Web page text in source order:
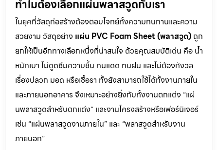
ทำไมต้องเลือกแผ่นพลาสวูดกับเรา
ในยุคที่วัสดุก่อสร้างต้องตอบโจทย์ทั้งความทนทานและความ
สวยงาม วัสดุอย่าง แผ่น PVC Foam Sheet (พลาสวูด) ถูก
ยกให้เป็นอีกทางเลือกหนึ่งที่น่าสนใจ ด้วยคุณสมบัติเด่น คือ น้ำ
หนักเบา ไม่ดูดซึมความชื้น ทนแดด ทนฝน และไม่ต้องกังวล
เรื่องปลวก มอด หรือเชื้อรา ทั้งยังสามารถใช้ได้ทั้งงานภายใน
และภายนอกอาคาร จึงเหมาะอย่างยิ่งกับทั้งงานตกแต่ง “แผ่
นพลาสวูดสำหรับตกแต่ง” และงานโครงสร้างหรือเฟอร์นิเจอร์
เช่น “แผ่นพลาสวูดงานภายใน” และ “พลาสวูดสำหรับงาน
ภายนอก”